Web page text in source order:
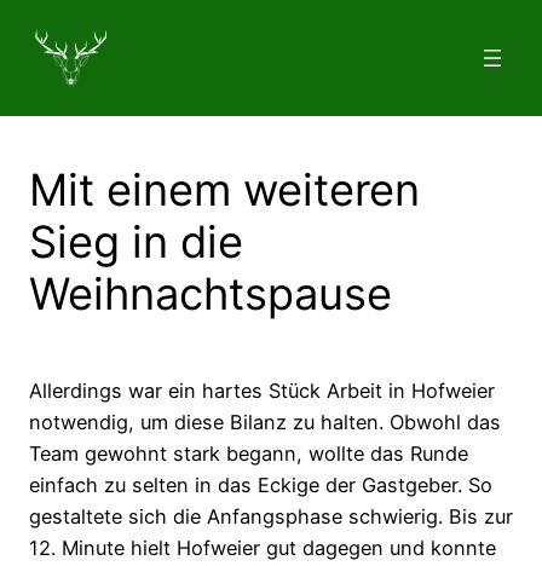
Inhalt
springen
Mit einem weiteren
Sieg in die
Weihnachtspause
Allerdings war ein hartes Stück Arbeit in Hofweier
notwendig, um diese Bilanz zu halten. Obwohl das
Team gewohnt stark begann, wollte das Runde
einfach zu selten in das Eckige der Gastgeber. So
gestaltete sich die Anfangsphase schwierig. Bis zur
12. Minute hielt Hofweier gut dagegen und konnte